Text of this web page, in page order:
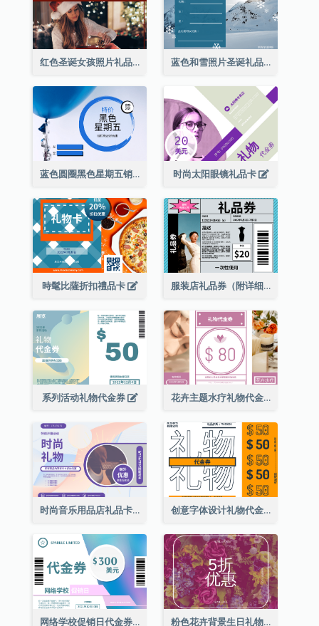
红色圣诞女孩照片礼品卡 蓝色和雪照片圣诞礼品卡
蓝色圆圈黑色星期五销售礼品卡 时尚太阳眼镜礼品卡
時髦比薩折扣禮品卡 服装店礼品券（附详细资讯）
系列活动礼物代金券 花卉主题水疗礼物代金券
时尚音乐用品店礼品卡 创意字体设计礼物代金券
网络学校促销日代金券 粉色花卉背景生日礼物卡